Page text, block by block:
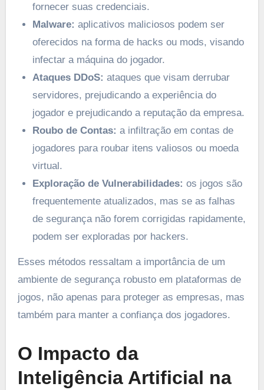
fornecer suas credenciais.
Malware: aplicativos maliciosos podem ser
oferecidos na forma de hacks ou mods, visando
infectar a máquina do jogador.
Ataques DDoS: ataques que visam derrubar
servidores, prejudicando a experiência do
jogador e prejudicando a reputação da empresa.
Roubo de Contas: a infiltração em contas de
jogadores para roubar itens valiosos ou moeda
virtual.
Exploração de Vulnerabilidades: os jogos são
frequentemente atualizados, mas se as falhas
de segurança não forem corrigidas rapidamente,
podem ser exploradas por hackers.
Esses métodos ressaltam a importância de um
ambiente de segurança robusto em plataformas de
jogos, não apenas para proteger as empresas, mas
também para manter a confiança dos jogadores.
O Impacto da
Inteligência Artificial na